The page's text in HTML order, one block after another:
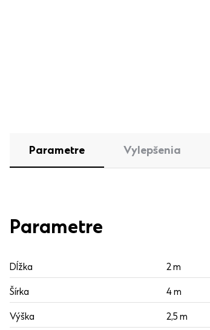
Parametre Vylepšenia
Parametre
Dĺžka 2 m
Šírka 4 m
Výška 2,5 m